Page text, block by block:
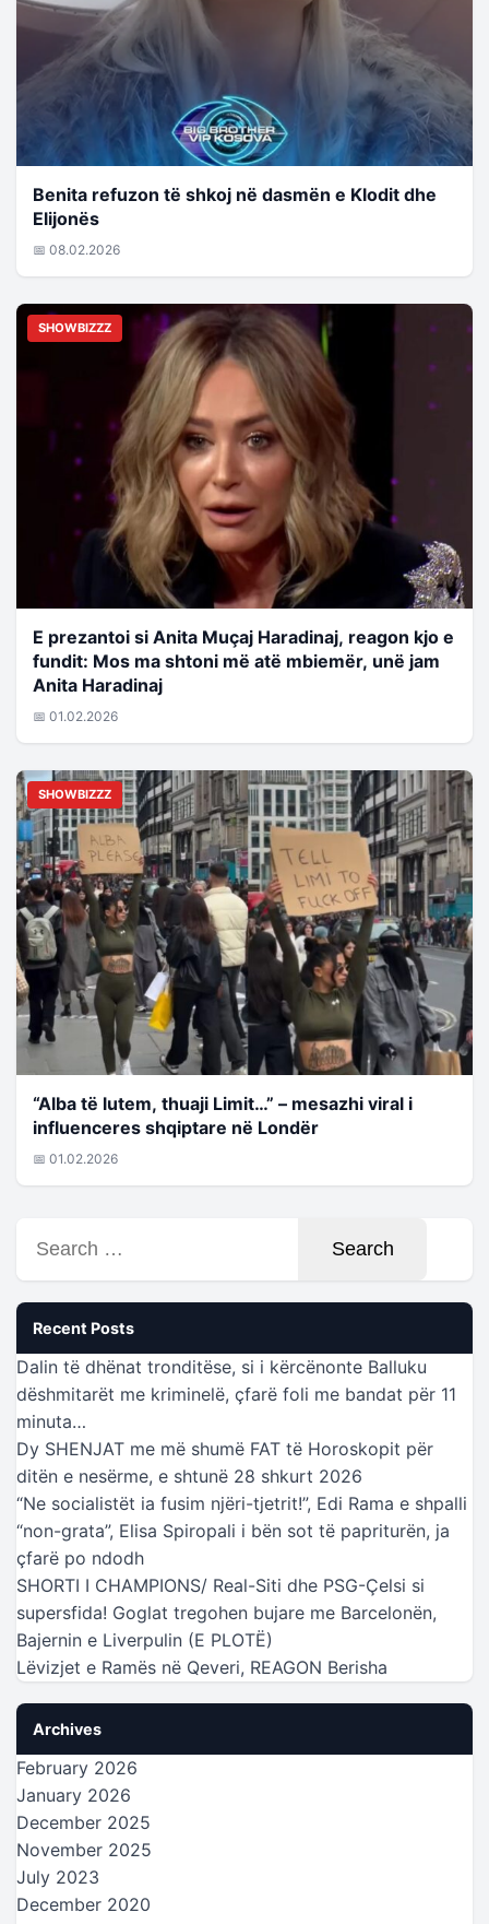
Benita refuzon të shkoj në dasmën e Klodit dhe
Elijonës
📅 08.02.2026
SHOWBIZZZ
E prezantoi si Anita Muçaj Haradinaj, reagon kjo e
fundit: Mos ma shtoni më atë mbiemër, unë jam
Anita Haradinaj
📅 01.02.2026
SHOWBIZZZ
“Alba të lutem, thuaji Limit…” – mesazhi viral i
influenceres shqiptare në Londër
📅 01.02.2026
for:
Recent Posts
Dalin të dhënat tronditëse, si i kërcënonte Balluku
dëshmitarët me kriminelë, çfarë foli me bandat për 11
minuta…
Dy SHENJAT me më shumë FAT të Horoskopit për
ditën e nesërme, e shtunë 28 shkurt 2026
“Ne socialistët ia fusim njëri-tjetrit!”, Edi Rama e shpalli
“non-grata”, Elisa Spiropali i bën sot të papriturën, ja
çfarë po ndodh
SHORTI I CHAMPIONS/ Real-Siti dhe PSG-Çelsi si
supersfida! Goglat tregohen bujare me Barcelonën,
Bajernin e Liverpulin (E PLOTË)
Lëvizjet e Ramës në Qeveri, REAGON Berisha
Archives
February 2026
January 2026
December 2025
November 2025
July 2023
December 2020